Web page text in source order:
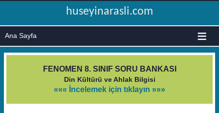
huseyinarasli.com
≡
FENOMEN 8. SINIF SORU BANKASI
Din Kültürü ve Ahlak Bilgisi
««« İncelemek için tıklayın »»»